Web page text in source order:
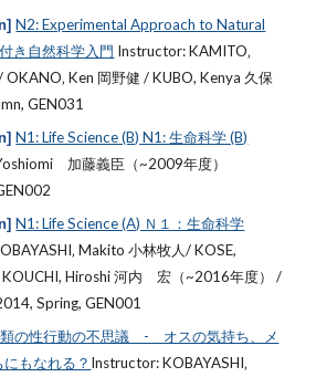
N2: Experimental Approach to Natural
き自然科学入門 Instructor: KAMITO‚
OKANO‚ Ken 岡野健 / KUBO, Kenya 久保
GEN031
N1: Life Science (B) N1: 生命科学 (B)
加藤義臣（~2009年度）
N1: Life Science (A) Ｎ１：生命科学
Makito 小林牧人/ KOSE,
KOUCHI, Hiroshi 河内 宏（~2016年度） /
Spring, GEN001
の性行動の不思議 - オスの気持ち、メ
もなれる？ Instructor: KOBAYASHI‚